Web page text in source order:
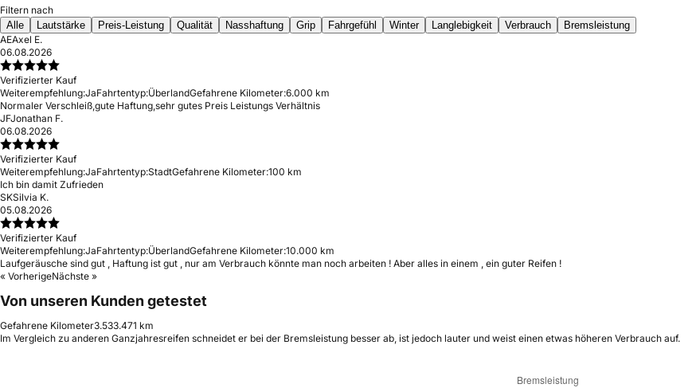
Filtern nach
Alle
Lautstärke Preis-Leistung Qualität Nasshaftung Grip Fahrgefühl Winter Langlebigkeit Verbrauch
Bremsleistung
AEAxel E.
06.08.2026
Verifizierter Kauf
Weiterempfehlung:JaFahrtentyp:ÜberlandGefahrene Kilometer:6.000 km
Normaler Verschleiß,gute Haftung,sehr gutes Preis Leistungs Verhältnis
JFJonathan F.
06.08.2026
Verifizierter Kauf
Weiterempfehlung:JaFahrtentyp:StadtGefahrene Kilometer:100 km
Ich bin damit Zufrieden
SKSilvia K.
05.08.2026
Verifizierter Kauf
Weiterempfehlung:JaFahrtentyp:ÜberlandGefahrene Kilometer:10.000 km
Laufgeräusche sind gut , Haftung ist gut , nur am Verbrauch könnte man noch arbeiten ! Aber alles in einem , ein guter Reifen !
« VorherigeNächste »
Von unseren Kunden getestet
Gefahrene Kilometer3.533.471 km
Im Vergleich zu anderen Ganzjahresreifen schneidet er bei der Bremsleistung besser ab, ist jedoch lauter und weist einen etwas höheren Verbrauch auf.